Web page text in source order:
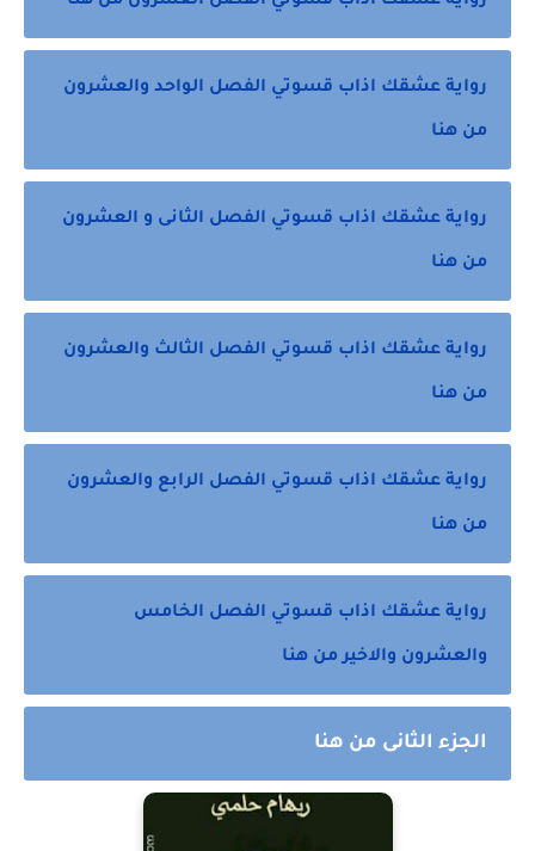
رواية عشقك اذاب قسوتي الفصل الواحد والعشرون
من هنا
رواية عشقك اذاب قسوتي الفصل الثانى و العشرون
من هنا
رواية عشقك اذاب قسوتي الفصل الثالث والعشرون
من هنا
رواية عشقك اذاب قسوتي الفصل الرابع والعشرون
من هنا
رواية عشقك اذاب قسوتي الفصل الخامس
والعشرون والاخير من هنا
الجزء الثانى من هنا